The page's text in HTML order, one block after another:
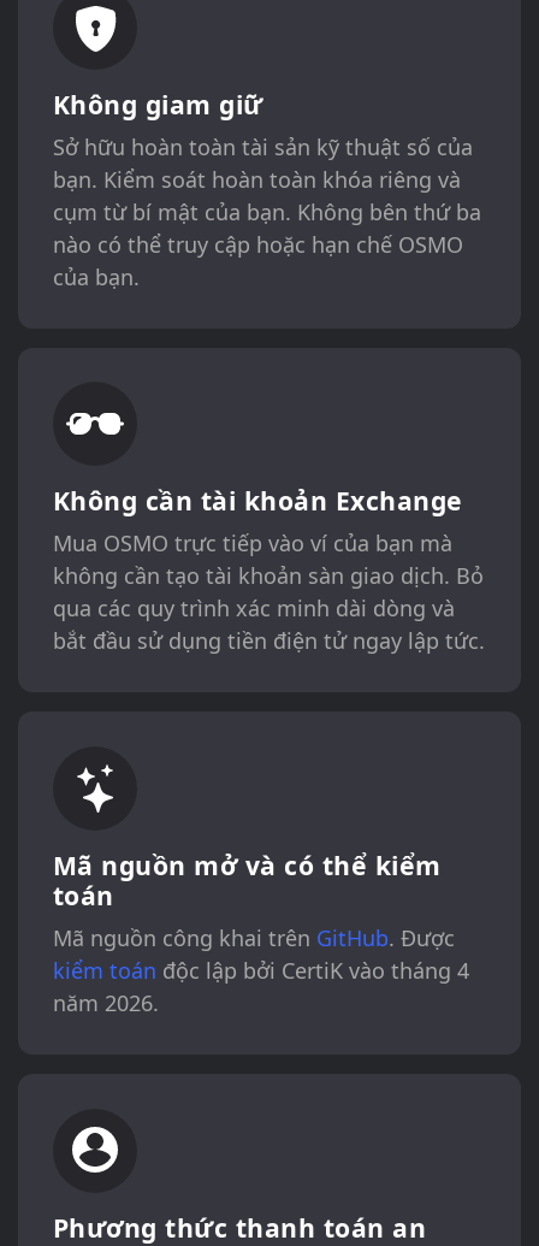
Không giam giữ
Sở hữu hoàn toàn tài sản kỹ thuật số của
bạn. Kiểm soát hoàn toàn khóa riêng và
cụm từ bí mật của bạn. Không bên thứ ba
nào có thể truy cập hoặc hạn chế OSMO
của bạn.
Không cần tài khoản Exchange
Mua OSMO trực tiếp vào ví của bạn mà
không cần tạo tài khoản sàn giao dịch. Bỏ
qua các quy trình xác minh dài dòng và
bắt đầu sử dụng tiền điện tử ngay lập tức.
Mã nguồn mở và có thể kiểm
toán
Mã nguồn công khai trên GitHub. Được
kiểm toán độc lập bởi CertiK vào tháng 4
năm 2026.
Phương thức thanh toán an